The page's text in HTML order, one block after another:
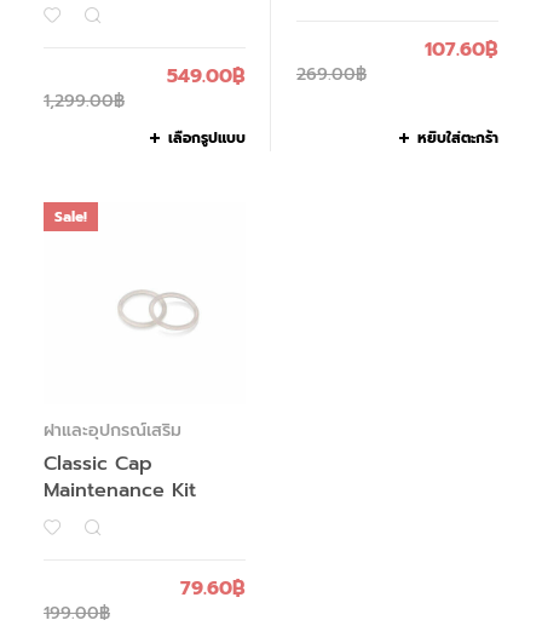
1,299.00฿
549.00฿
เลือกรูปแบบ
269.00฿
107.60฿
หยิบใส่ตะกร้า
Sale!
ฝาและอุปกรณ์เสริม
Classic Cap
Maintenance Kit
199.00฿
79.60฿